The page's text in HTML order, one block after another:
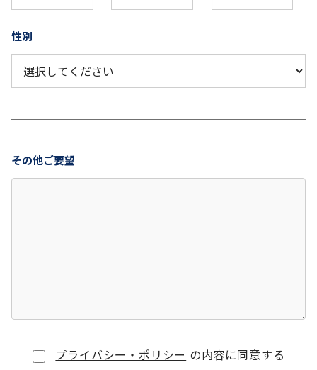
性別
その他ご要望
プライバシー・ポリシー の内容に同意する